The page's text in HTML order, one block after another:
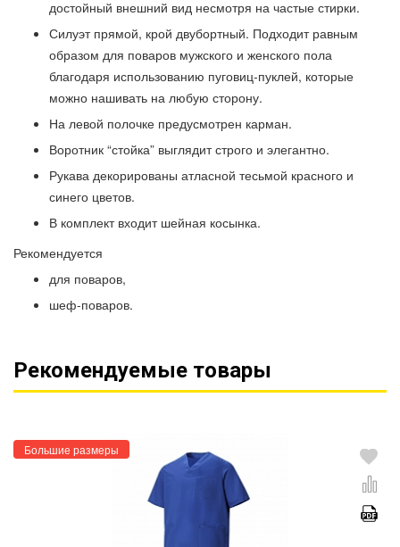
достойный внешний вид несмотря на частые стирки.
Силуэт прямой, крой двубортный. Подходит равным
образом для поваров мужского и женского пола
благодаря использованию пуговиц-пуклей, которые
можно нашивать на любую сторону.
На левой полочке предусмотрен карман.
Воротник “стойка” выглядит строго и элегантно.
Рукава декорированы атласной тесьмой красного и
синего цветов.
В комплект входит шейная косынка.
Рекомендуется
для поваров,
шеф-поваров.
Рекомендуемые товары
Большие размеры